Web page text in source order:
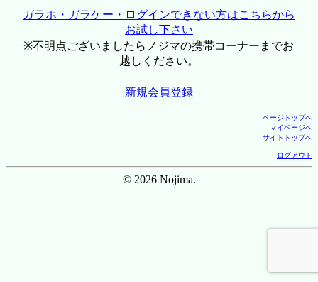
ガラホ・ガラケー・ログインできない方はこちらから
お試し下さい
※不明点ございましたらノジマの携帯コーナーまでお
越しください。
新規会員登録
ページトップへ
マイページへ
サイトトップへ
ログアウト
© 2026 Nojima.